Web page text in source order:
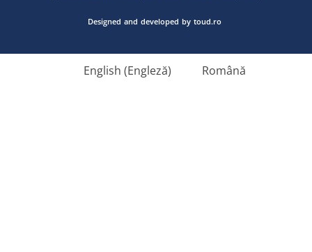
Designed and developed by toud.ro
English (Engleză) Română